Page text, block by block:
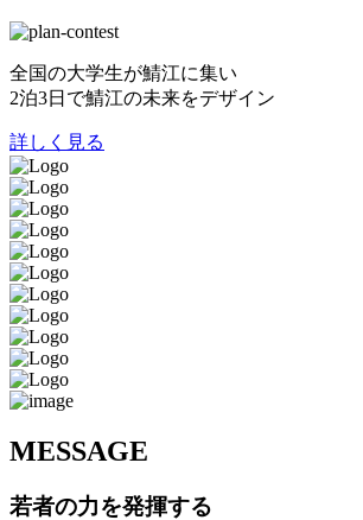
全国の大学生が鯖江に集い
2泊3日で鯖江の未来をデザイン
詳しく見る
MESSAGE
若者の力を発揮する